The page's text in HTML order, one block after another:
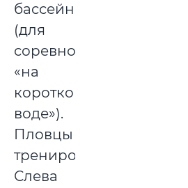
бассейна
(для
соревнований
«на
короткой
воде»).
Пловцы
тренировались.
Слева